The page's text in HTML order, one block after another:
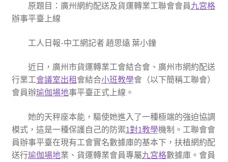
原題目：廣州網約配送及貨運轉業工聯會會員九宮格
辦事平臺上線
工人日報-中工網記者 趙思遠 葉小鐘
近日，廣州市貨運轉業工會結合會、廣州市網約配送
行業工會議室出租 會結合小班教學會（以下簡稱工聯會）
會員辦瑜伽場地事平臺正式上線。
她的天秤座本能，驅使她進入了一種極端的強迫協調
模式，這是一種保護自己的防禦1對1教學機制。工聯會會
員辦事平臺在現有工會實名數據庫的基本下，扶植網約配
送行瑜伽場地業、貨運轉業會員專屬九宮格數據庫。會員